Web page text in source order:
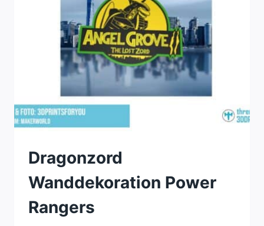
Dragonzord
Wanddekoration Power
Rangers